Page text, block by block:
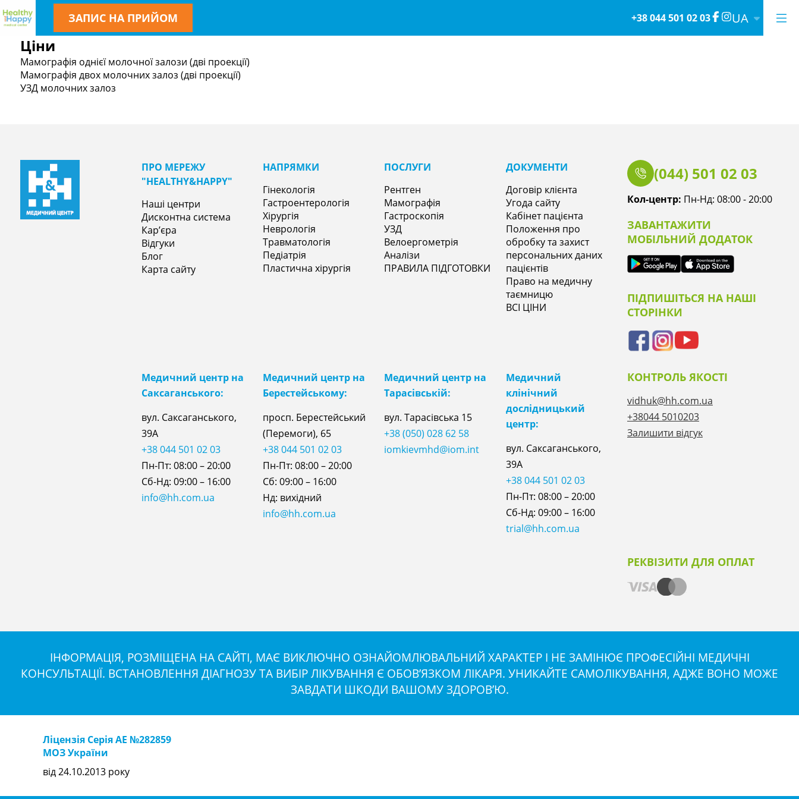
ЗАПИС НА ПРИЙОМ +38 044 501 02 03 UA
Ціни
Мамографія однієї молочної залози (дві проекції)
Мамографія двох молочних залоз (дві проекції)
УЗД молочних залоз
ПРО МЕРЕЖУ
"НEALTHY&НAPPY"
Наші центри
Дисконтна система
Кар’єра
Відгуки
Блог
Карта сайту
НАПРЯМКИㅤ
Гінекологія
Гастроентерологія
Хірургія
Неврологія
Травматологія
Педіатрія
Пластична хірургія
ПОСЛУГИ
Рентген
Мамографія
Гастроскопія
УЗД
Велоергометрія
Аналізи
ПРАВИЛА ПІДГОТОВКИ
ДОКУМЕНТИ
Договір клієнта
Угода сайту
Кабінет пацієнта
Положення про
обробку та захист
персональних даних
пацієнтів
Право на медичну
таємницю
ВСІ ЦІНИ
(044) 501 02 03
Кол-центр: Пн-Нд: 08:00 - 20:00
ЗАВАНТАЖИТИ
МОБІЛЬНИЙ ДОДАТОК
ПІДПИШІТЬСЯ НА НАШІ
СТОРІНКИ
Медичний центр на
Саксаганського:
вул. Саксаганського,
39А
+38 044 501 02 03
Пн-Пт: 08:00 – 20:00
Сб-Нд: 09:00 – 16:00
info@hh.com.ua
Медичний центр на
Берестейському:
просп. Берестейський
(Перемоги), 65
+38 044 501 02 03
Пн-Пт: 08:00 – 20:00
Сб: 09:00 – 16:00
Нд: вихідний
info@hh.com.ua
Медичний центр на
Тарасівській:
вул. Тарасівська 15
+38 (050) 028 62 58
iomkievmhd@iom.int
Медичний
клінічний
дослідницький
центр:
вул. Саксаганського,
39А
+38 044 501 02 03
Пн-Пт: 08:00 – 20:00
Сб-Нд: 09:00 – 16:00
trial@hh.com.ua
КОНТРОЛЬ ЯКОСТІ
vidhuk@hh.com.ua
+38044 5010203
Залишити відгук
РЕКВІЗИТИ ДЛЯ ОПЛАТ
ІНФОРМАЦІЯ, РОЗМІЩЕНА НА САЙТІ, МАЄ ВИКЛЮЧНО ОЗНАЙОМЛЮВАЛЬНИЙ ХАРАКТЕР І НЕ ЗАМІНЮЄ ПРОФЕСІЙНІ МЕДИЧНІ
КОНСУЛЬТАЦІЇ. ВСТАНОВЛЕННЯ ДІАГНОЗУ ТА ВИБІР ЛІКУВАННЯ Є ОБОВ’ЯЗКОМ ЛІКАРЯ. УНИКАЙТЕ САМОЛІКУВАННЯ, АДЖЕ ВОНО МОЖЕ
ЗАВДАТИ ШКОДИ ВАШОМУ ЗДОРОВ’Ю.
Ліцензія Серія АЕ №282859
МОЗ України
від 24.10.2013 року